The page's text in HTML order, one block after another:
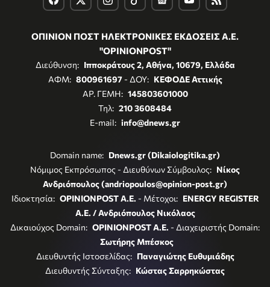
ΟΠΙΝΙΟΝ ΠΟΣΤ ΗΛΕΚΤΡΟΝΙΚΕΣ ΕΚΔΟΣΕΙΣ Α.Ε.
"OPINIONPOST"
Διεύθυνση: Ιπποκράτους 2, Αθήνα, 10679, Ελλάδα
ΑΦΜ: 800961697- ΔΟΥ: ΚΕΦΟΔΕ Αττικής
ΑΡ. ΓΕΜΗ: 145803601000
Τηλ: 210 3608484
E-mail: info@dnews.gr
Domain name: Dnews.gr (Dikaiologitika.gr)
Νόμιμος Εκπρόσωπος - Διευθύνων Σύμβουλος: Νίκος
Ανδριόπουλος (andriopoulos@opinion-post.gr)
Ιδιοκτησία: OPINIONPOST A.E. - Μέτοχοι: ENERGY REGISTER
Α.Ε. / Ανδριόπουλος Νικόλαος
Δικαιούχος Domain: OPINIONPOST A.E. - Διαχειριστής Domain:
Σωτήρης Μπέσκος
Διευθυντής Ιστοσελίδας: Παναγιώτης Ευθυμιάδης
Διευθυντής Σύνταξης: Κώστας Σαρρηκώστας